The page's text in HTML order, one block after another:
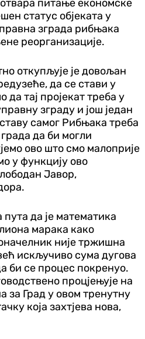
питање економске
статус објеката у
зграда рибњака
реорганизације.
откупљује је довољан
да се стави у
да тај пројекат треба у
зграду и још један
самог Рибњака треба
да би могли
ово што смо малоприје
у функцију ово
Јавор,
да је математика
марака како
није тржишна
искључиво сума дугова
би се процес покренуо.
процјењује на
за Град у овом тренутну
која захтјева нова,